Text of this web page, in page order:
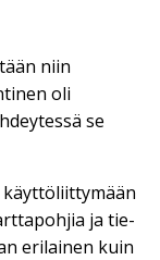
niin
oli
se
ja tie-
erilainen kuin